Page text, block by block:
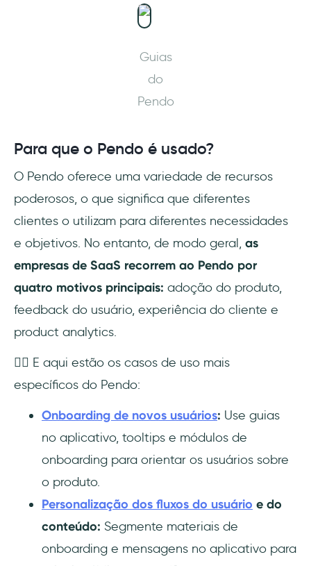
Guias
do
Pendo
Para que o Pendo é usado?
O Pendo oferece uma variedade de recursos
poderosos, o que significa que diferentes
clientes o utilizam para diferentes necessidades
e objetivos. No entanto, de modo geral, as
empresas de SaaS recorrem ao Pendo por
quatro motivos principais: adoção do produto,
feedback do usuário, experiência do cliente e
product analytics.
👇🏻 E aqui estão os casos de uso mais
específicos do Pendo:
Onboarding de novos usuários: Use guias
no aplicativo, tooltips e módulos de
onboarding para orientar os usuários sobre
o produto.
Personalização dos fluxos do usuário e do
conteúdo: Segmente materiais de
onboarding e mensagens no aplicativo para